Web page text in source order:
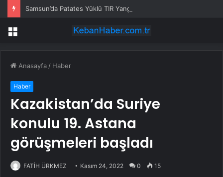
Samsun’da Patates Yüklü TIR Yangın Çıkardı
Menü
Anasayfa / Haber
Haber
Kazakistan’da Suriye
konulu 19. Astana
görüşmeleri başladı
FATİH ÜRKMEZ Kasım 24, 2022 0 15